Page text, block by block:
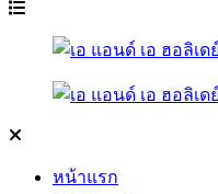
หน้าแรก